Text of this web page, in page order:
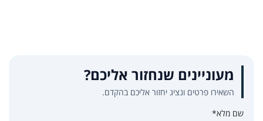
מעוניינים שנחזור אליכם?
השאירו פרטים ונציג יחזור אליכם בהקדם.
שם מלא*